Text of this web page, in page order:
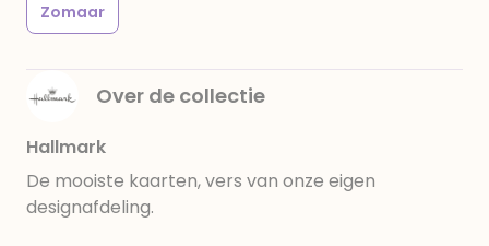
Zomaar
Over de collectie
Hallmark
De mooiste kaarten, vers van onze eigen
designafdeling.